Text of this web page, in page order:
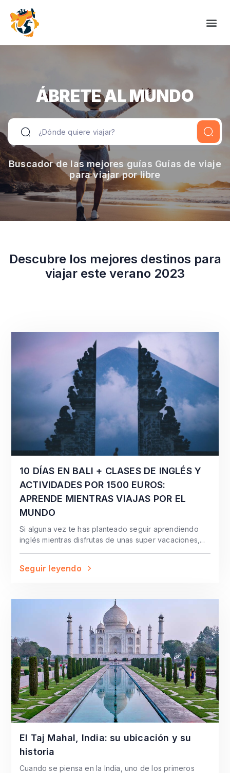
ÁBRETE AL MUNDO
Buscador de las mejores guías Guías de viaje
para viajar por libre
Descubre los mejores destinos para
viajar este verano 2023
10 DÍAS EN BALI + CLASES DE INGLÉS Y
ACTIVIDADES POR 1500 EUROS:
APRENDE MIENTRAS VIAJAS POR EL
MUNDO
Si alguna vez te has planteado seguir aprendiendo
inglés mientras disfrutas de unas super vacaciones,...
Seguir leyendo
El Taj Mahal, India: su ubicación y su
historia
Cuando se piensa en la India, uno de los primeros